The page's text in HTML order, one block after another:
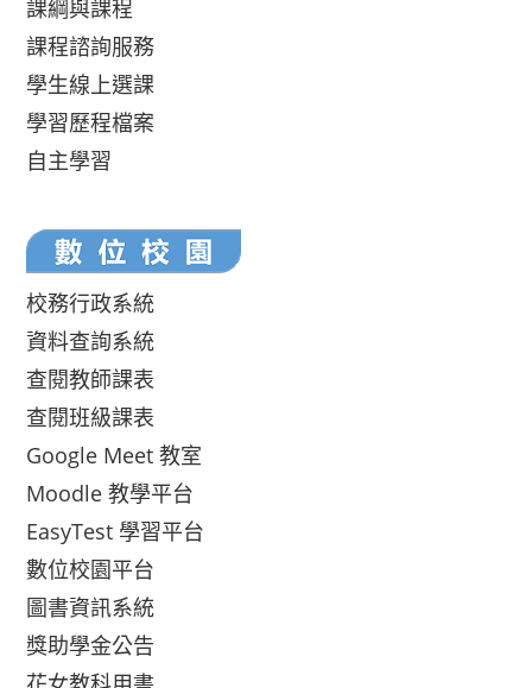
課綱與課程
課程諮詢服務
學生線上選課
學習歷程檔案
自主學習
校務行政系統
資料查詢系統
查閱教師課表
查閱班級課表
Google Meet 教室
Moodle 教學平台
EasyTest 學習平台
數位校園平台
圖書資訊系統
獎助學金公告